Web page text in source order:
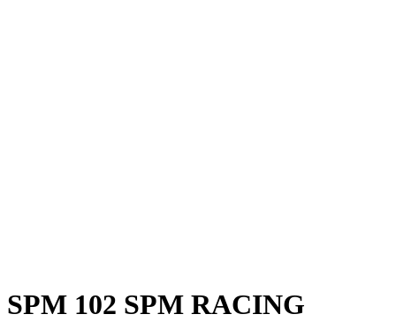
SPM 102 SPM RACING